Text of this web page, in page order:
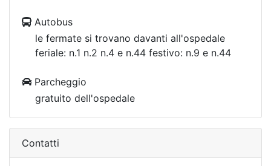
Autobus
le fermate si trovano davanti all'ospedale
feriale: n.1 n.2 n.4 e n.44 festivo: n.9 e n.44
Parcheggio
gratuito dell'ospedale
Contatti